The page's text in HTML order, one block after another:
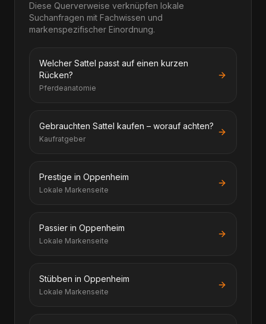
Diese Querverweise verknüpfen lokale
Suchanfragen mit Fachwissen und
markenspezifischer Einordnung.
Welcher Sattel passt auf einen kurzen
Rücken?
Pferdeanatomie
Gebrauchten Sattel kaufen – worauf achten?
Kaufratgeber
Prestige in Oppenheim
Lokale Markenseite
Passier in Oppenheim
Lokale Markenseite
Stübben in Oppenheim
Lokale Markenseite